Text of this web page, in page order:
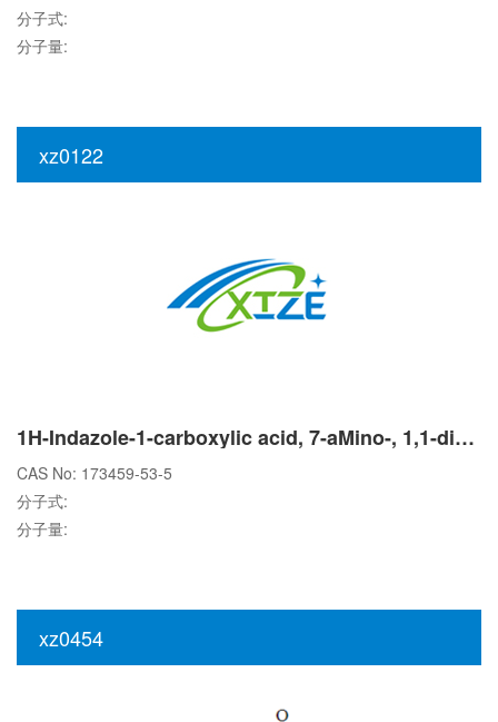
分子式:
分子量:
xz0122
1H-Indazole-1-carboxylic acid, 7-aMino-, 1,1-diMethylethyl ester
CAS No: 173459-53-5
分子式:
分子量:
xz0454